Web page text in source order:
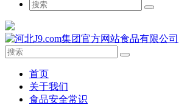
首页
关于我们
食品安全常识